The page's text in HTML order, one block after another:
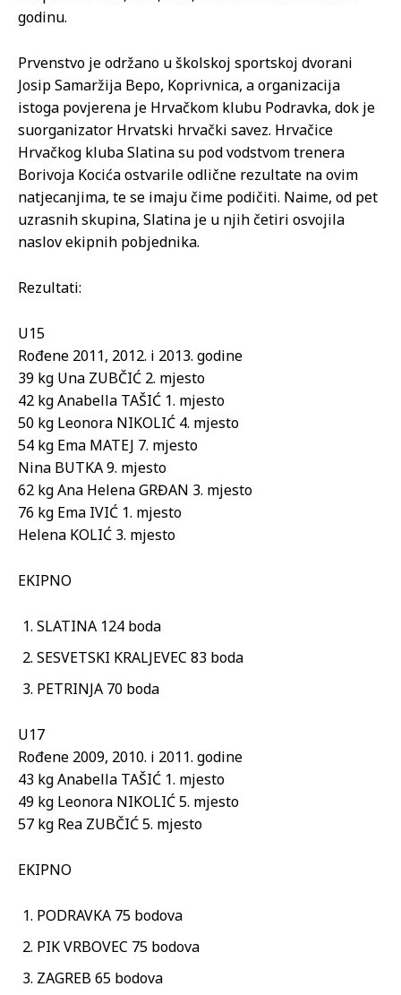
godinu.
Prvenstvo je održano u školskoj sportskoj dvorani
Josip Samaržija Bepo, Koprivnica, a organizacija
istoga povjerena je Hrvačkom klubu Podravka, dok je
suorganizator Hrvatski hrvački savez. Hrvačice
Hrvačkog kluba Slatina su pod vodstvom trenera
Borivoja Kocića ostvarile odlične rezultate na ovim
natjecanjima, te se imaju čime podičiti. Naime, od pet
uzrasnih skupina, Slatina je u njih četiri osvojila
naslov ekipnih pobjednika.
Rezultati:
U15
Rođene 2011, 2012. i 2013. godine
39 kg Una ZUBČIĆ 2. mjesto
42 kg Anabella TAŠIĆ 1. mjesto
50 kg Leonora NIKOLIĆ 4. mjesto
54 kg Ema MATEJ 7. mjesto
Nina BUTKA 9. mjesto
62 kg Ana Helena GRĐAN 3. mjesto
76 kg Ema IVIĆ 1. mjesto
Helena KOLIĆ 3. mjesto
EKIPNO
SLATINA 124 boda
SESVETSKI KRALJEVEC 83 boda
PETRINJA 70 boda
U17
Rođene 2009, 2010. i 2011. godine
43 kg Anabella TAŠIĆ 1. mjesto
49 kg Leonora NIKOLIĆ 5. mjesto
57 kg Rea ZUBČIĆ 5. mjesto
EKIPNO
PODRAVKA 75 bodova
PIK VRBOVEC 75 bodova
ZAGREB 65 bodova